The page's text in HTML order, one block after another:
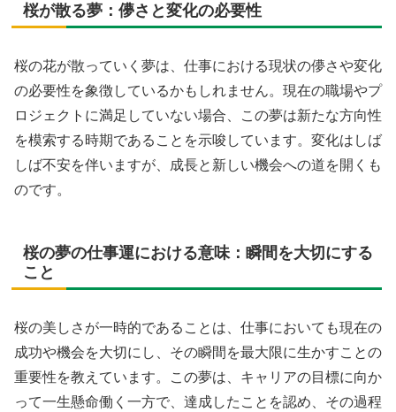
桜が散る夢：儚さと変化の必要性
桜の花が散っていく夢は、仕事における現状の儚さや変化
の必要性を象徴しているかもしれません。現在の職場やプ
ロジェクトに満足していない場合、この夢は新たな方向性
を模索する時期であることを示唆しています。変化はしば
しば不安を伴いますが、成長と新しい機会への道を開くも
のです。
桜の夢の仕事運における意味：瞬間を大切にする
こと
桜の美しさが一時的であることは、仕事においても現在の
成功や機会を大切にし、その瞬間を最大限に生かすことの
重要性を教えています。この夢は、キャリアの目標に向か
って一生懸命働く一方で、達成したことを認め、その過程